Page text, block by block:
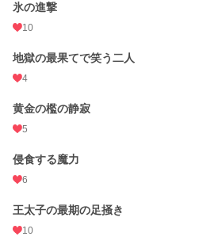
氷の進撃
10
地獄の最果てで笑う二人
4
黄金の檻の静寂
5
侵食する魔力
6
王太子の最期の足掻き
10